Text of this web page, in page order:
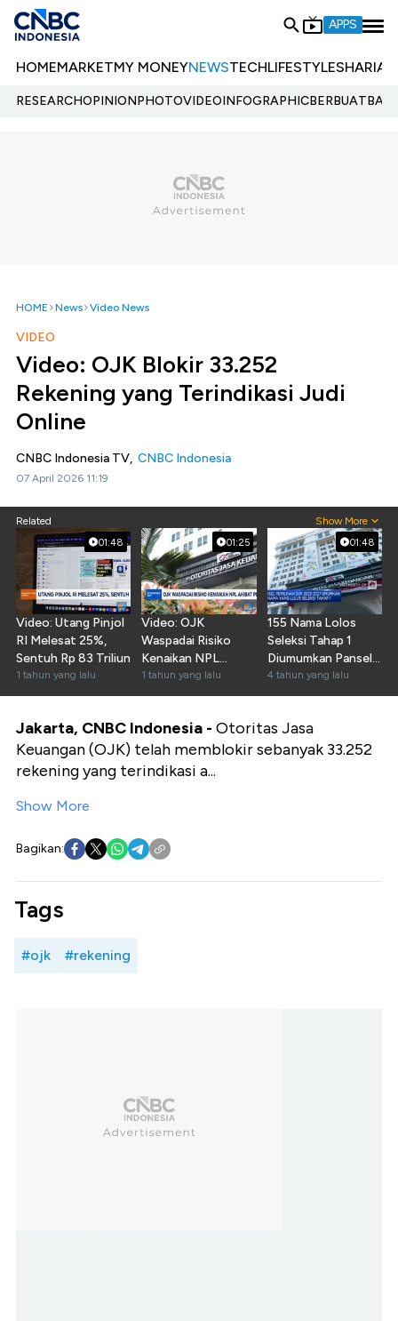
APPS
HOMEMARKETMY MONEYNEWSTECHLIFESTYLESHARIA
RESEARCHOPINIONPHOTOVIDEOINFOGRAPHIC
HOME News Video News
VIDEO
Video: OJK Blokir 33.252
Rekening yang Terindikasi Judi
Online
CNBC Indonesia TV, CNBC Indonesia
07 April 2026 11:19
Related Show More
01:48
Video: Utang Pinjol
RI Melesat 25%,
Sentuh Rp 83 Triliun
1 tahun yang lalu
01:25
Video: OJK
Waspadai Risiko
Kenaikan NPL
Akibat Perang
Dagang
1 tahun yang lalu
01:48
155 Nama Lolos
Seleksi Tahap 1
Diumumkan Pansel
Pemilihan OJK
4 tahun yang lalu
Jakarta, CNBC Indonesia - Otoritas Jasa
Keuangan (OJK) telah memblokir sebanyak 33.252
rekening yang terindikasi a...
Show More
Bagikan:
Tags
#ojk #rekening